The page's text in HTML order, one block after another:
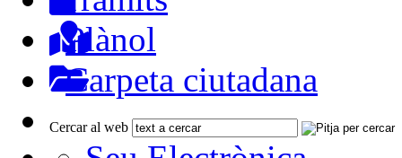
Plànol
Carpeta ciutadana
Cercar al web